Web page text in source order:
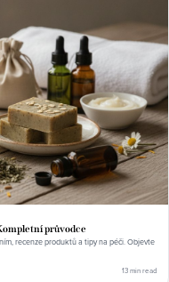
průvodce
recenze produktů a tipy na péči. Objevte
13 min read